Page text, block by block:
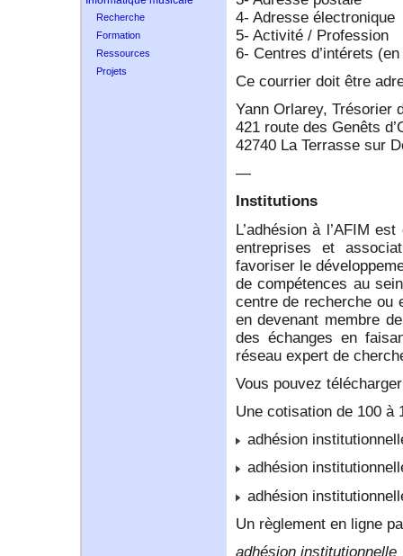
Recherche
Formation
Ressources
Projets
4- Adresse électronique
5- Activité / Profession
6- Centres d’intérets
Ce courrier doit être
Yann Orlarey, Trésorier
421 route des Genêts
42740 La Terrasse sur
—
Institutions
L’adhésion à l’AFIM
entreprises et
favoriser le
de compétences au
centre de recherche ou
en devenant membre
des échanges en
réseau expert de
Vous pouvez
Une cotisation de 100 à
adhésion
adhésion
adhésion
Un règlement en ligne
adhésion institutionnelle